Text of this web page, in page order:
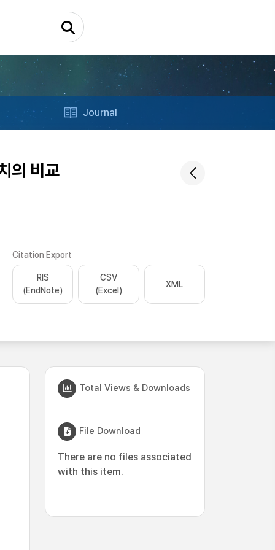
Journal
의 비교
Citation Export
RIS
(EndNote)
CSV
(Excel)
XML
Total Views & Downloads
File Download
There are no files associated
with this item.